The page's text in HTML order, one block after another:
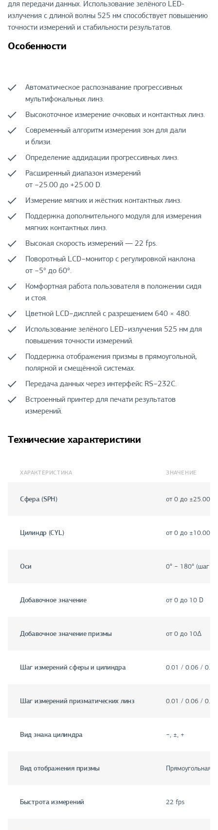
для передачи данных. Использование зелёного LED-
излучения с длиной волны 525 нм способствует повышению
точности измерений и стабильности результатов.
Особенности
Автоматическое распознавание прогрессивных
мультифокальных линз.
Высокоточное измерение очковых и контактных линз.
Современный алгоритм измерения зон для дали
и близи.
Определение аддидации прогрессивных линз.
Расширенный диапазон измерений
от −25.00 до +25.00 D.
Измерение мягких и жёстких контактных линз.
Поддержка дополнительного модуля для измерения
мягких контактных линз.
Высокая скорость измерений — 22 fps.
Поворотный LCD−монитор с регулировкой наклона
от −5° до 60°.
Комфортная работа пользователя в положении сидя
и стоя.
Цветной LCD−дисплей с разрешением 640 × 480.
Использование зелёного LED−излучения 525 нм для
повышения точности измерений.
Поддержка отображения призмы в прямоугольной,
полярной и смещённой системах.
Передача данных через интерфейс RS−232C.
Встроенный принтер для печати результатов
измерений.
Технические характеристики
ХАРАКТЕРИСТИКА ЗНАЧЕНИЕ
Сфера (SPH) от 0 до ±25.00 D
Цилиндр (CYL) от 0 до ±10.00 D
Оси 0° − 180° (шаг
Добавочное значение от 0 до 10 D
Добавочное значение призмы от 0 до 10Δ
Шаг измерений сферы и цилиндра 0.01 / 0.06 /
Шаг измерений призматических линз 0.01 / 0.06 /
Вид знака цилиндра −, ±, +
Вид отображения призмы Прямоугольная
Быстрота измерений 22 fps